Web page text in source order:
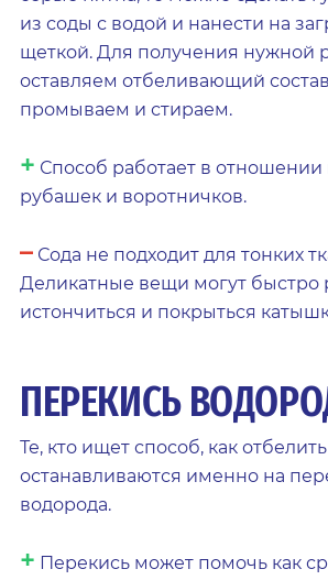
из соды с водой и нанести на
щеткой. Для получения нужной
оставляем отбеливающий состав
промываем и стираем.
+ Способ работает в
рубашек и воротничков.
– Сода не подходит для тонких
Деликатные вещи могут быстро
истончиться и покрыться
ПЕРЕКИСЬ
Те, кто ищет способ, как
останавливаются именно на
водорода.
+ Перекись может помочь как